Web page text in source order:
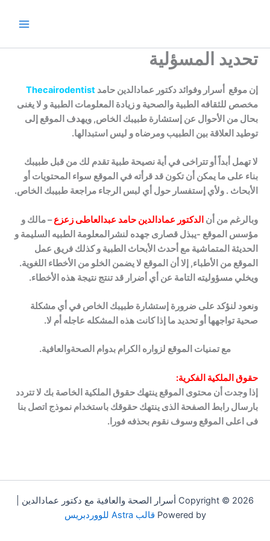
تحديد المسؤلية
إن موقع أسرار وفوائد دكتور عمادالدين حامد Thecairodentist
مخصص للثقافه الطبية والصحية و زيادة المعلومات الطبية و لا يغنى
بحال من الأحوال عن إستشارة طبيبك الخاص, ويهدف الموقع إلى
توطيد العلاقة بين الطبيب ومرضاه و ليس استبدالها.
لا تهمل أبداً أو تتراخى في أية نصيحة طبية تقدم لك من قبل طبيبك
بناء على ما يمكن أن تكون قد قرأته في الموقع سواء المحتويات أو
الأبحاث . ولأي إستفسار حول أي لبس الرجاء مراجعة طبيبك الخاص.
وبالرغم من أن الدكتور عمادالدين حامد عبدالعاطى زعزع– مالك و
مؤسس الموقع -يبذل قصارى جهده لنشرالمعلومة الطبيه السليمة و
الحديثة المتماشية مع أحدث الأبحاث الطبية و كذلك فريق عمل
الموقع من الأطباء, إلا أن الموقع لا يضمن الخلو من الأخطاء اللغوية.
ويخلي مسؤوليته التامة عن أي أضرار قد تنتج نتيجة هذه الأخطاء.
ونعود لنؤكد على ضرورة إستشارة طبيبك الخاص في أي مشكلة
صحية تواجهها أو تحديد ما إذا كانت هذه المشكله عاجله أم لا.
مع تمنيات الموقع لزواره الكرام بدوام الصحةوالعافية.
حقوق الملكية الفكرية:
إذا وجدت أن محتوى الموقع ينتهك حقوق الملكية الخاصة بك لا تتردد
بارسال رابط الصفحة الذى ينتهك حقوقك باستخدام نموذج اتصل بنا
فى اعلى الموقع وسوف نقوم بحذفه فورا.
Copyright © 2026 أسرار الصحة والعافية مع دكتور عمادالدين |
Powered by قالب Astra للووردبريس